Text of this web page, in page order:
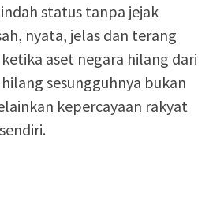
status tanpa jejak
nyata, jelas dan terang
aset negara hilang dari
sesungguhnya bukan
kepercayaan rakyat